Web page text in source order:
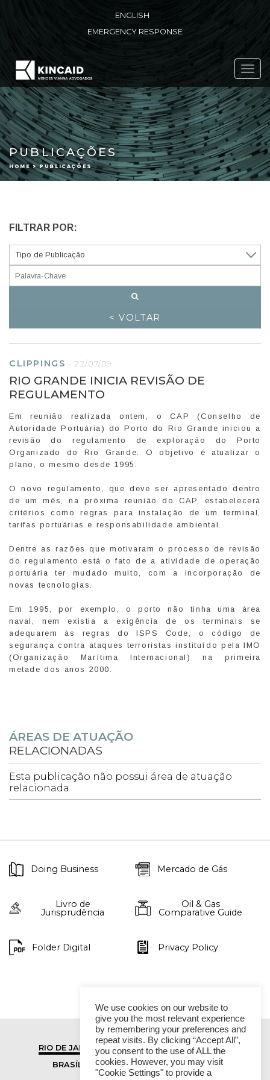
ENGLISH
EMERGENCY RESPONSE
PUBLICAÇÕES
HOME > PUBLICAÇÕES
FILTRAR POR:
< VOLTAR
CLIPPINGS - 22/07/09
RIO GRANDE INICIA REVISÃO DE
REGULAMENTO
Em reunião realizada ontem, o CAP (Conselho de
Autoridade Portuária) do Porto do Rio Grande iniciou a
revisão do regulamento de exploração do Porto
Organizado do Rio Grande. O objetivo é atualizar o
plano, o mesmo desde 1995.
O novo regulamento, que deve ser apresentado dentro
de um mês, na próxima reunião do CAP, estabelecerá
critérios como regras para instalação de um terminal,
tarifas portuárias e responsabilidade ambiental.
Dentre as razões que motivaram o processo de revisão
do regulamento está o fato de a atividade de operação
portuária ter mudado muito, com a incorporação de
novas tecnologias.
Em 1995, por exemplo, o porto não tinha uma área
naval, nem existia a exigência de os terminais se
adequarem às regras do ISPS Code, o código de
segurança contra ataques terroristas instituído pela IMO
(Organização Marítima Internacional) na primeira
metade dos anos 2000.
ÁREAS DE ATUAÇÃO
RELACIONADAS
Esta publicação não possui área de atuação
relacionada
Doing Business Mercado de Gás
Livro de
Jurisprudência
Oil & Gas
Comparative Guide
Folder Digital Privacy Policy
RIO DE JANEIRO
SÃO PAULO
BRASÍLIA
VITÓRIA
We use cookies on our website to
give you the most relevant experience
by remembering your preferences and
repeat visits. By clicking “Accept All”,
you consent to the use of ALL the
cookies. However, you may visit
"Cookie Settings" to provide a